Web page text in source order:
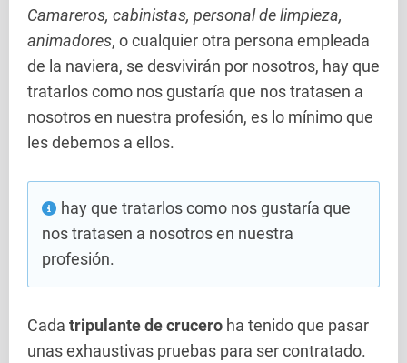
Camareros, cabinistas, personal de limpieza,
animadores, o cualquier otra persona empleada
de la naviera, se desvivirán por nosotros, hay que
tratarlos como nos gustaría que nos tratasen a
nosotros en nuestra profesión, es lo mínimo que
les debemos a ellos.
hay que tratarlos como nos gustaría que
nos tratasen a nosotros en nuestra
profesión.
Cada tripulante de crucero ha tenido que pasar
unas exhaustivas pruebas para ser contratado.